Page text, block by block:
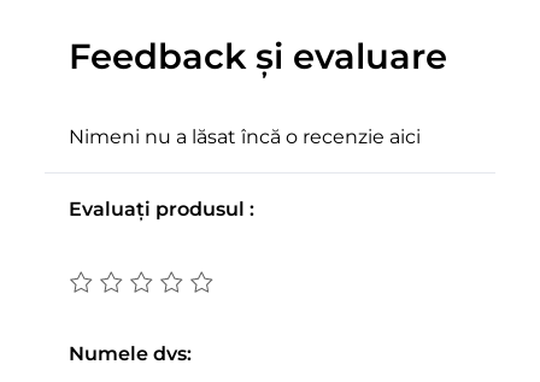
Feedback și evaluare
Nimeni nu a lăsat încă o recenzie aici
Evaluați produsul :
Numele dvs: